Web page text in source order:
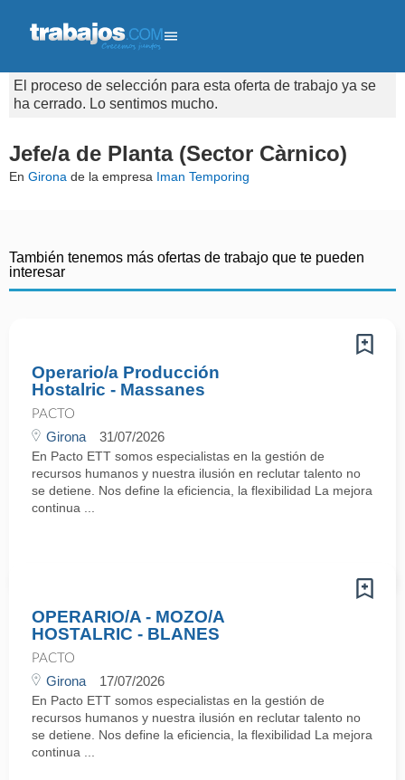
El proceso de selección para esta oferta de trabajo ya se
ha cerrado. Lo sentimos mucho.
Jefe/a de Planta (Sector Càrnico)
En Girona de la empresa Iman Temporing
También tenemos más ofertas de trabajo que te pueden
interesar
Operario/a Producción
Hostalric - Massanes
PACTO
Girona 31/07/2026
En Pacto ETT somos especialistas en la gestión de
recursos humanos y nuestra ilusión en reclutar talento no
se detiene. Nos define la eficiencia, la flexibilidad La mejora
continua ...
OPERARIO/A - MOZO/A
HOSTALRIC - BLANES
PACTO
Girona 17/07/2026
En Pacto ETT somos especialistas en la gestión de
recursos humanos y nuestra ilusión en reclutar talento no
se detiene. Nos define la eficiencia, la flexibilidad La mejora
continua ...